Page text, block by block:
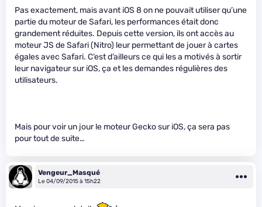
Pas exactement, mais avant iOS 8 on ne pouvait utiliser qu’une
partie du moteur de Safari, les performances était donc
grandement réduites. Depuis cette version, ils ont accès au
moteur JS de Safari (Nitro) leur permettant de jouer à cartes
égales avec Safari. C’est d’ailleurs ce qui les a motivés à sortir
leur navigateur sur iOS, ça et les demandes régulières des
utilisateurs.
Mais pour voir un jour le moteur Gecko sur iOS, ça sera pas
pour tout de suite…
Vengeur_Masqué
Le 04/09/2015 à 15h22